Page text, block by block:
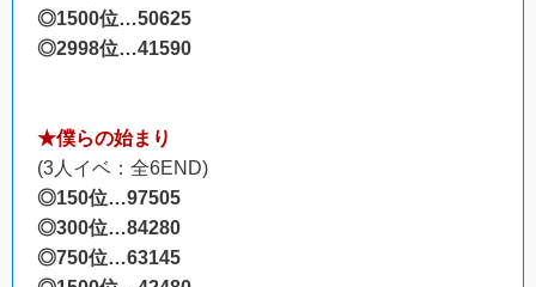
◎1500位…50625
◎2998位…41590
★僕らの始まり
(3人イベ：全6END)
◎150位…97505
◎300位…84280
◎750位…63145